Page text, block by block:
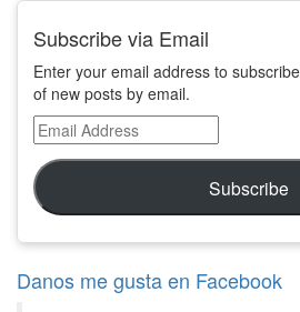
Subscribe via Email
Enter your email address to
of new posts by email.
Email
Address
Subscribe
Danos me gusta en Facebook